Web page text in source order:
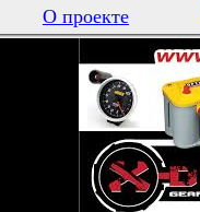
О проекте